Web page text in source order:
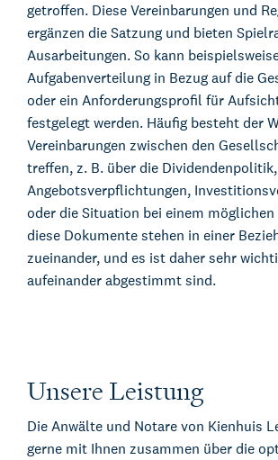
getroffen. Diese Vereinbarungen und
ergänzen die Satzung und bieten
Ausarbeitungen. So kann
Aufgabenverteilung in Bezug auf die
oder ein Anforderungsprofil für
festgelegt werden. Häufig besteht der
Vereinbarungen zwischen den
treffen, z. B. über die Dividendenpolitik,
Angebotsverpflichtungen,
oder die Situation bei einem möglichen
diese Dokumente stehen in einer
zueinander, und es ist daher sehr
aufeinander abgestimmt sind.
Unsere Leistung
Die Anwälte und Notare von Kienhuis
gerne mit Ihnen zusammen über die